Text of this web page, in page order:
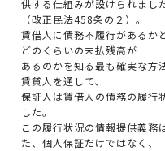
供する仕組みが設けられまし
（改正民法458条の２）。
賃借人に債務不履行があるか
どのくらいの未払残高が
あるのかを知る最も確実な方
賃貸人を通して、
保証人は賃借人の債務の履行
した。
この履行状況の情報提供義務
た、個人保証だけではなく、